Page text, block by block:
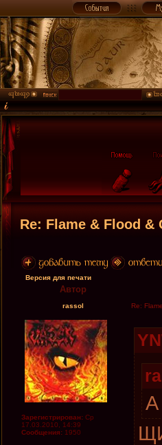
Re: Flame & Flood &
Версия для печати
Автор
rassol Re:
Зарегистрирован: Ср
17.03.2010, 14:39
Сообщения: 1950
А